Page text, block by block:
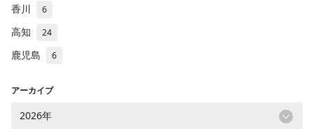
香川 6
高知 24
鹿児島 6
アーカイブ
2026年